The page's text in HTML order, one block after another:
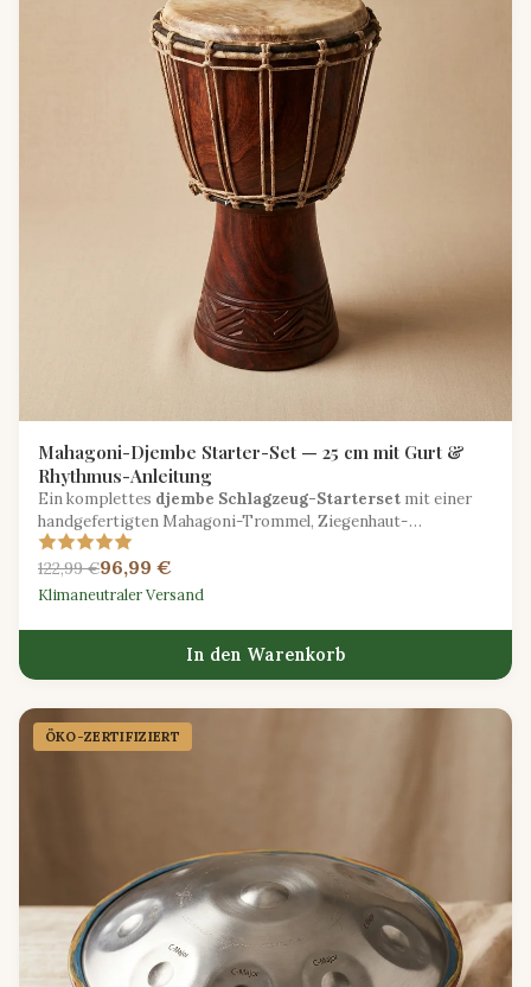
Mahagoni-Djembe Starter-Set — 25 cm mit Gurt &
Rhythmus-Anleitung
Ein komplettes djembe Schlagzeug-Starterset mit einer
handgefertigten Mahagoni-Trommel, Ziegenhaut-
Schlagfläche, verstellbarem Schultergurt und einem
Rhythmusheft aus Westafrika.
122,99 €96,99 €
Klimaneutraler Versand
In den Warenkorb
ÖKO-ZERTIFIZIERT